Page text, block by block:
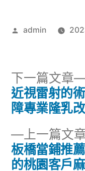
作
admin
文
導
上一篇文
板橋當鋪推
的桃園客戶
下一篇文章
近視雷射的
障專業隆乳